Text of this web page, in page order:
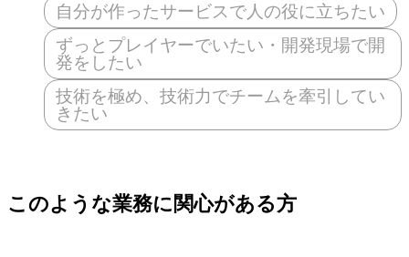
自分が作ったサービスで人の役に立ちたい
ずっとプレイヤーでいたい・開発現場で開
発をしたい
技術を極め、技術力でチームを牽引してい
きたい
このような業務に関心がある方